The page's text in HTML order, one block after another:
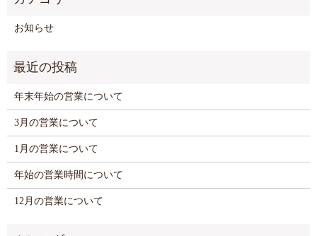
お知らせ
年末年始の営業について
3月の営業について
1月の営業について
年始の営業時間について
12月の営業について